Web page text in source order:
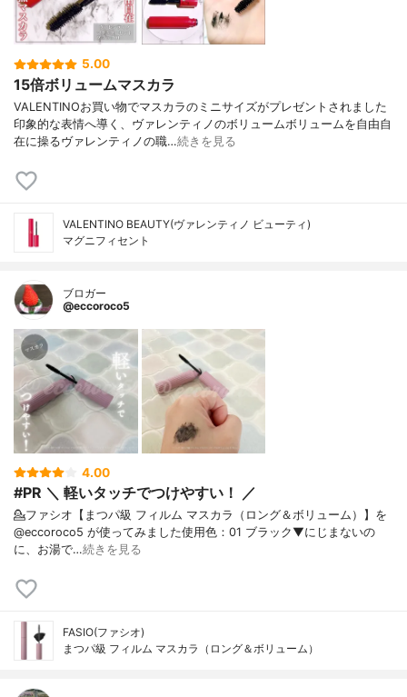
5.00
15倍ボリュームマスカラ
VALENTINOお買い物でマスカラのミニサイズがプレゼントされました
印象的な表情へ導く、ヴァレンティノのボリュームボリュームを自由自
在に操るヴァレンティノの職…続きを見る
VALENTINO BEAUTY(ヴァレンティノ ビューティ)
マグニフィセント
ブロガー
@eccoroco5
4.00
#PR ＼ 軽いタッチでつけやすい！ ／
💁ファシオ【まつパ級 フィルム マスカラ（ロング＆ボリューム）】を
@eccoroco5 が使ってみました⁡使用色：01 ブラック⁡⁡▼⁡⁡にじまないの
に、お湯で…続きを見る
FASIO(ファシオ)
まつパ級 フィルム マスカラ（ロング＆ボリューム）